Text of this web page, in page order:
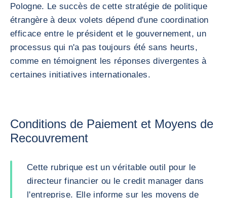
Pologne. Le succès de cette stratégie de politique
étrangère à deux volets dépend d'une coordination
efficace entre le président et le gouvernement, un
processus qui n'a pas toujours été sans heurts,
comme en témoignent les réponses divergentes à
certaines initiatives internationales.
Conditions de Paiement et Moyens de
Recouvrement
Cette rubrique est un véritable outil pour le
directeur financier ou le credit manager dans
l'entreprise. Elle informe sur les moyens de